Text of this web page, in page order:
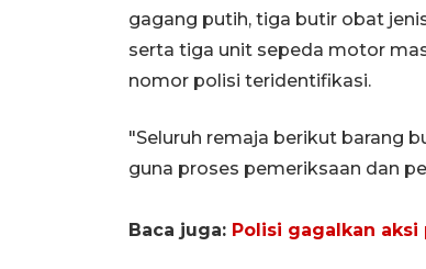
gagang putih, tiga butir obat
serta tiga unit sepeda motor
nomor polisi teridentifikasi.
"Seluruh remaja berikut barang
guna proses pemeriksaan dan
Baca juga: Polisi gagalkan